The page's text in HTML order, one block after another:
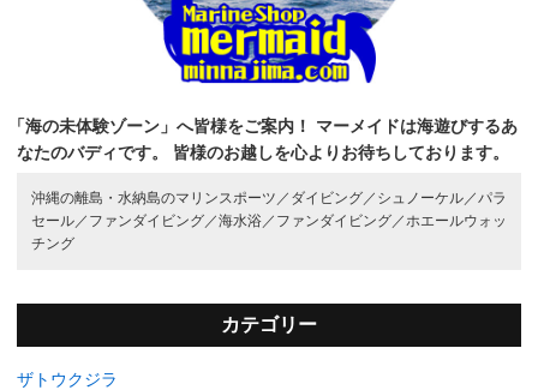
「海の未体験ゾーン」へ皆様をご案内！
マーメイドは海遊びするあ
なたのバディです。
皆様のお越しを心よりお待ちしております。
沖縄の離島・水納島のマリンスポーツ／ ダイビング／ シュノーケル／パラ
セール／ ファンダイビング／海水浴／ ファンダイビング／ホエールウォッ
チング
カテゴリー
ザトウクジラ